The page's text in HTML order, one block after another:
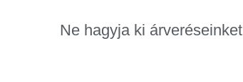
Ne hagyja ki árveréseinket